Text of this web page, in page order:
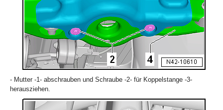
- Mutter -1- abschrauben und Schraube -2- für Koppelstange -3-
herausziehen.